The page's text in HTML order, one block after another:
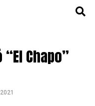
Chapo”